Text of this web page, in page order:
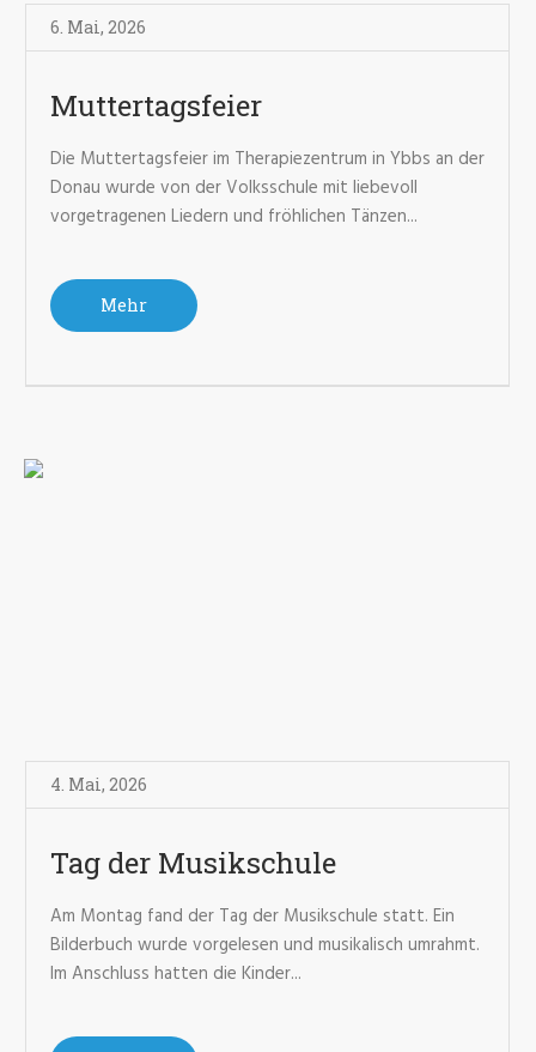
6. Mai, 2026
Muttertagsfeier
Die Muttertagsfeier im Therapiezentrum in Ybbs an der
Donau wurde von der Volksschule mit liebevoll
vorgetragenen Liedern und fröhlichen Tänzen...
Mehr
4. Mai, 2026
Tag der Musikschule
Am Montag fand der Tag der Musikschule statt. Ein
Bilderbuch wurde vorgelesen und musikalisch umrahmt.
Im Anschluss hatten die Kinder...